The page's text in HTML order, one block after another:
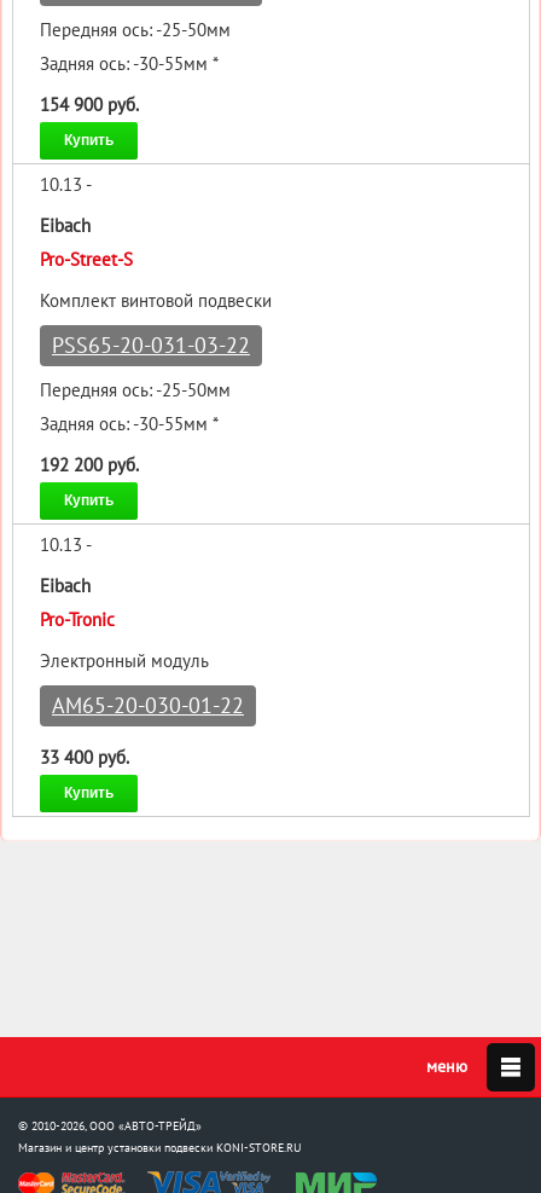
Передняя ось: -25-50мм
Задняя ось: -30-55мм *
154 900 руб.
Купить
10.13 -
Eibach
Pro-Street-S
Комплект винтовой подвески
PSS65-20-031-03-22
Передняя ось: -25-50мм
Задняя ось: -30-55мм *
192 200 руб.
Купить
10.13 -
Eibach
Pro-Tronic
Электронный модуль
AM65-20-030-01-22
33 400 руб.
Купить
© 2010-2026, ООО «АВТО-ТРЕЙД»
Магазин и центр установки подвески KONI-STORE.RU